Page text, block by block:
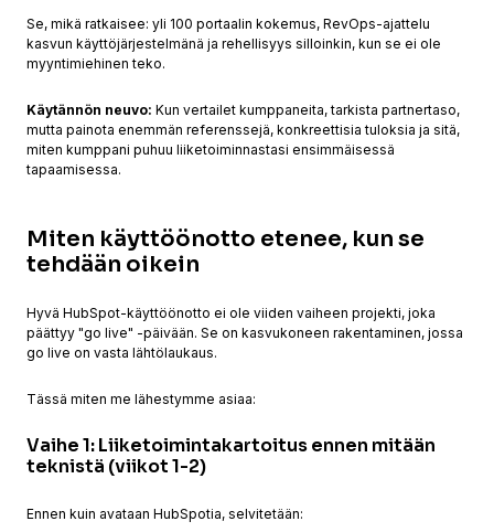
Se, mikä ratkaisee: yli 100 portaalin kokemus, RevOps-ajattelu
kasvun käyttöjärjestelmänä ja rehellisyys silloinkin, kun se ei ole
myyntimiehinen teko.
Käytännön neuvo: Kun vertailet kumppaneita, tarkista partnertaso,
mutta painota enemmän referenssejä, konkreettisia tuloksia ja sitä,
miten kumppani puhuu liiketoiminnastasi ensimmäisessä
tapaamisessa.
Miten käyttöönotto etenee, kun se
tehdään oikein
Hyvä HubSpot-käyttöönotto ei ole viiden vaiheen projekti, joka
päättyy "go live" -päivään. Se on kasvukoneen rakentaminen, jossa
go live on vasta lähtölaukaus.
Tässä miten me lähestymme asiaa:
Vaihe 1: Liiketoimintakartoitus ennen mitään
teknistä (viikot 1-2)
Ennen kuin avataan HubSpotia, selvitetään: